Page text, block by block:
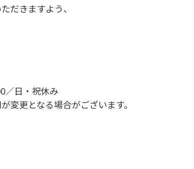
だきますよう、
／日・祝休み
更となる場合がございます。